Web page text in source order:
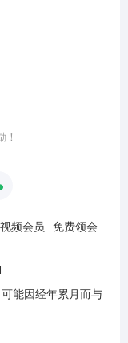
！
视频会员
免费领会
可能因经年累月而与